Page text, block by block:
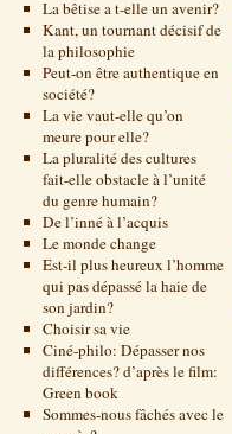
La bêtise a t-elle un avenir?
Kant, un tournant décisif de
la philosophie
Peut-on être authentique en
société?
La vie vaut-elle qu’on
meure pour elle?
La pluralité des cultures
fait-elle obstacle à l’unité
du genre humain?
De l’inné à l’acquis
Le monde change
Est-il plus heureux l’homme
qui pas dépassé la haie de
son jardin?
Choisir sa vie
Ciné-philo: Dépasser nos
différences? d’après le film:
Green book
Sommes-nous fâchés avec le